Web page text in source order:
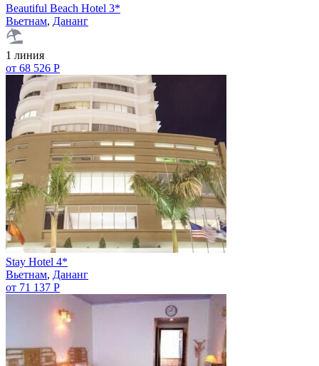
Beautiful Beach Hotel 3*
Вьетнам, Дананг
1 линия
от 68 526 Р
Stay Hotel 4*
Вьетнам, Дананг
от 71 137 Р